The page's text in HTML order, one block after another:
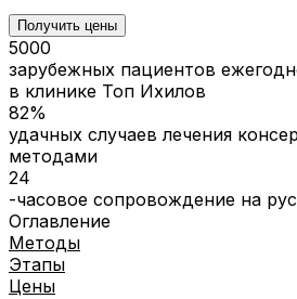
Получить цены
5000
зарубежных пациентов
в клинике Топ Ихилов
82%
удачных случаев лечения
методами
24
-часовое сопровождение на
Оглавление
Методы
Этапы
Цены